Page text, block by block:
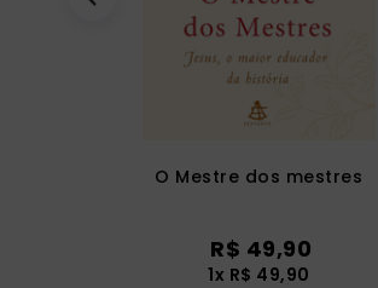
O Mestre dos mestres
R$ 49,90
1x R$ 49,90